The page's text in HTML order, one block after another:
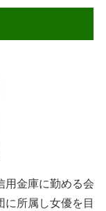
用金庫に勤める会
所属し女優を目